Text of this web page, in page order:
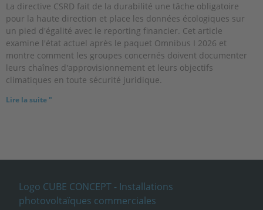
La directive CSRD fait de la durabilité une tâche obligatoire
pour la haute direction et place les données écologiques sur
un pied d'égalité avec le reporting financier. Cet article
examine l'état actuel après le paquet Omnibus I 2026 et
montre comment les groupes concernés doivent documenter
leurs chaînes d'approvisionnement et leurs objectifs
climatiques en toute sécurité juridique.
Lire la suite "